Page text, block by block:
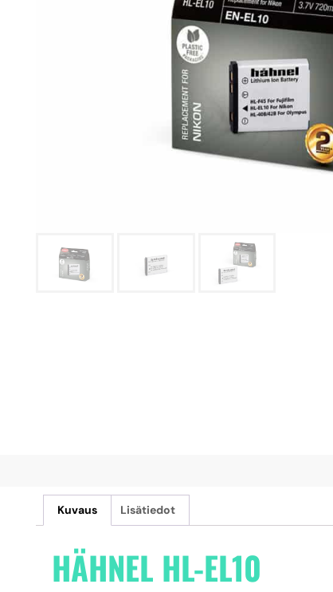
Kuvaus Lisätiedot
HÄHNEL HL-EL10